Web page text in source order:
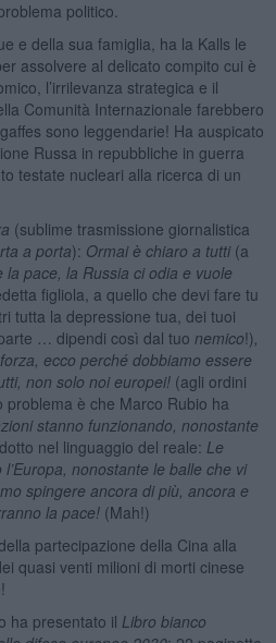
politico.
e della sua famiglia, ha la Kalls le
assolvere al delicato compito cui è
l’irrilevanza strategica e il
Comunità Internazionale farebbero
sono leggendarie! Ha auspicato
Russa in repubbliche in guerra
testate nucleari alla ricerca di un
(sublime trasmissione giornalistica
a porta): Ormai è chiaro a tutti (a
la pace, la Russia ci odia e vuole
figliola, a quello che devi fare tu
tutta la depressione tua, dei tuoi
… dipendi così dal tuo nemico!)
ecco perché dobbiamo essere
non solo noi europei! (agli ordini
è che Marco Rubio ha
stanno funzionando, nonostante
nel linguaggio del reale: Le
nonostante le balle che vi
spingere ancora di più, ancora e
la pace! (Mah!)
partecipazione della Cina alla
quasi venti milioni di morti cinese
ha presentato il Libro bianco